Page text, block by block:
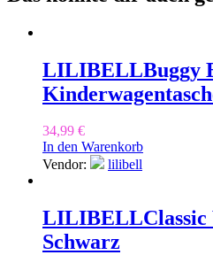
LILIBELLBuggy
34,99 €
In den Warenkorb
Vendor:
lilibell
LILIBELL
Schwarz